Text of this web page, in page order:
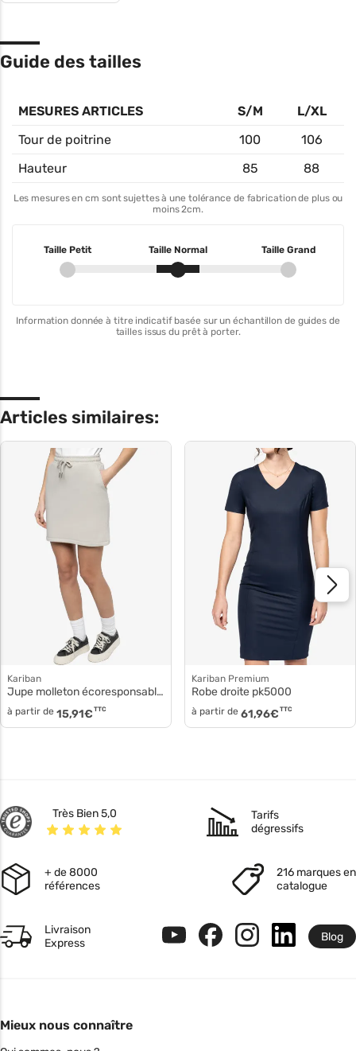
Guide des tailles
MESURES ARTICLES S/M
L/XL
Tour de poitrine
100
106
Hauteur
85 88
Les mesures en cm sont sujettes à une tolérance de fabrication de plus ou
moins 2cm.
Taille Petit Taille Normal Taille Grand
Information donnée à titre indicatif basée sur un échantillon de guides de
tailles issus du prêt à porter.
Articles similaires:
Kariban
Jupe molleton écoresponsable femme k7020
à partir de 15,91€ TTC
Kariban Premium
Robe droite pk5000
à partir de 61,96€ TTC
Très Bien 5,0
Tarifs
dégressifs
+ de 8000
références
216 marques en
catalogue
Livraison
Express
Blog
Mieux nous connaître